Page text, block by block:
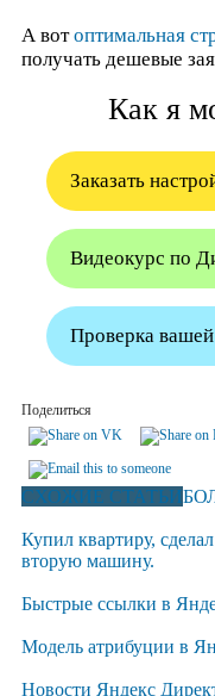
А вотоптимальная
получать дешевые
Как я
Заказать
Видеокурс по
Проверка
Поделиться
СХОЖИЕ СТАТЬИ
Купил квартиру,
вторую машину.
Быстрые ссылки в
Модель атрибуции в
Новости Яндекс